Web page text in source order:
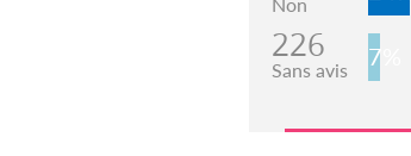
226
Sans avis 7%